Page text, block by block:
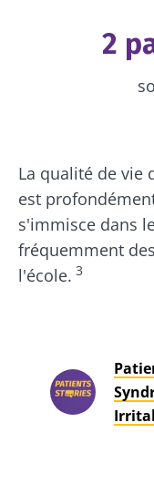
2
La qualité de vie
est
s'immisce dans
fréquemment
l'école. 3